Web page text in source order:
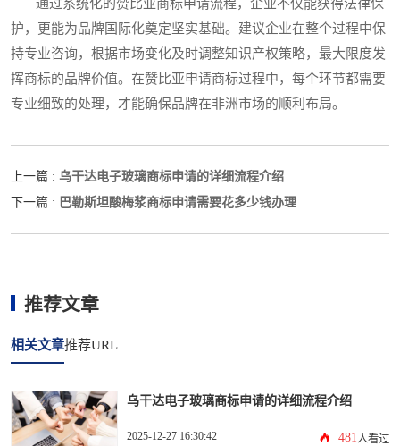
通过系统化的赞比亚商标申请流程，企业不仅能获得法律保
护，更能为品牌国际化奠定坚实基础。建议企业在整个过程中保
持专业咨询，根据市场变化及时调整知识产权策略，最大限度发
挥商标的品牌价值。在赞比亚申请商标过程中，每个环节都需要
专业细致的处理，才能确保品牌在非洲市场的顺利布局。
上一篇 : 乌干达电子玻璃商标申请的详细流程介绍
下一篇 : 巴勒斯坦酸梅浆商标申请需要花多少钱办理
推荐文章
相关文章推荐URL
乌干达电子玻璃商标申请的详细流程介绍
2025-12-27 16:30:42 481 人看过